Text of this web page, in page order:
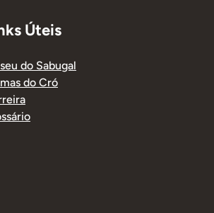
Úteis
do Sabugal
do Cró